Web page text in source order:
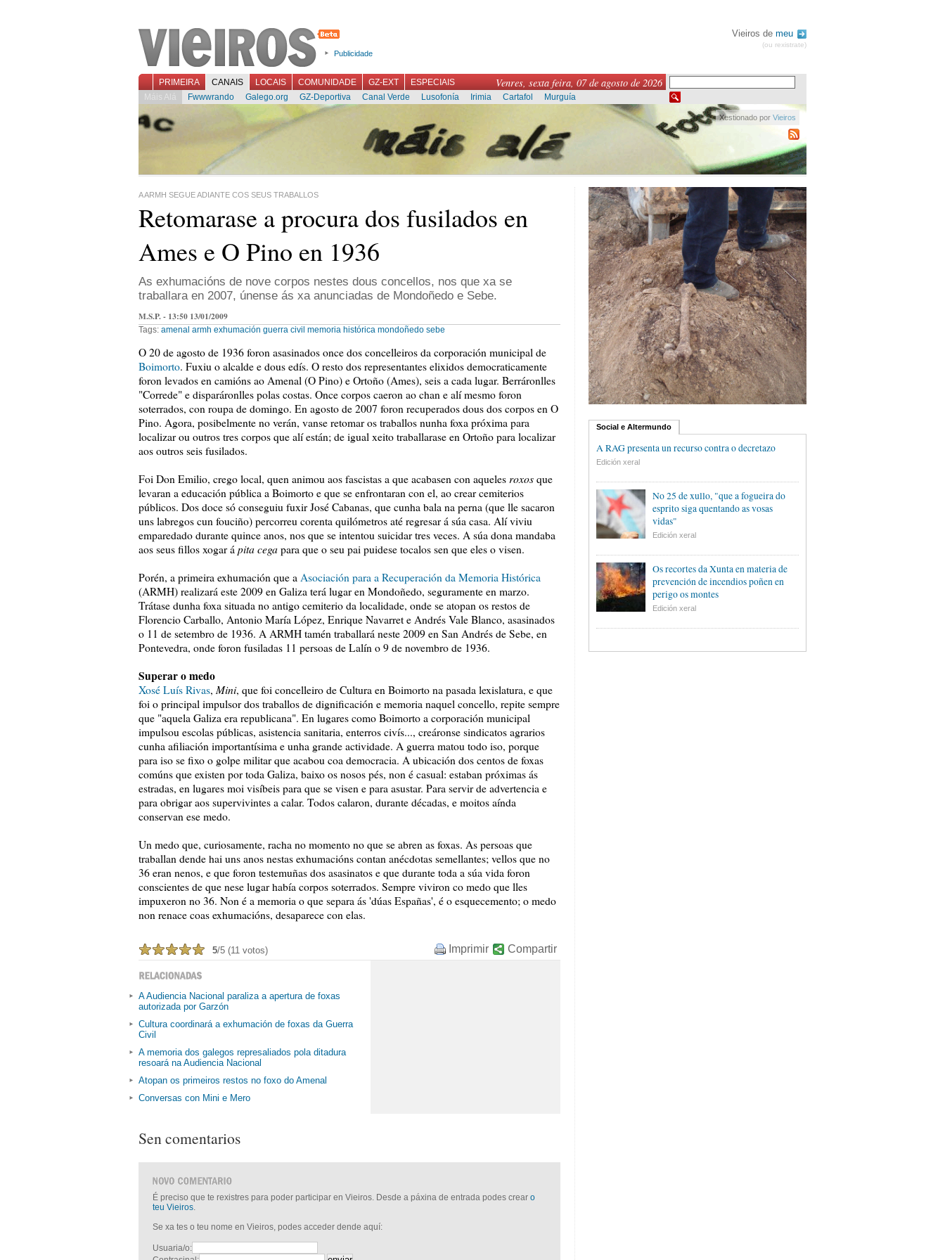
Publicidade
Vieiros de meu
(ou rexistrate)
Venres, sexta feira, 07 de agosto de 2026
PRIMEIRA CANAIS LOCAIS COMUNIDADE GZ-EXT
ESPECIAIS
Máis Alá
Fwwwrando Galego.org GZ-Deportiva Canal Verde Lusofonía Irimia Cartafol Murguía
Xestionado por Vieiros
A ARMH SEGUE ADIANTE COS SEUS TRABALLOS
Retomarase a procura dos fusilados en
Ames e O Pino en 1936
As exhumacións de nove corpos nestes dous concellos, nos que xa se
traballara en 2007, únense ás xa anunciadas de Mondoñedo e Sebe.
M.S.P. - 13:50 13/01/2009
Tags: amenal armh exhumación guerra civil memoria histórica mondoñedo sebe
O 20 de agosto de 1936 foron asasinados once dos concelleiros da corporación municipal de
Boimorto. Fuxiu o alcalde e dous edís. O resto dos representantes elixidos democraticamente
foron levados en camións ao Amenal (O Pino) e Ortoño (Ames), seis a cada lugar. Berráronlles
"Correde" e disparáronlles polas costas. Once corpos caeron ao chan e alí mesmo foron
soterrados, con roupa de domingo. En agosto de 2007 foron recuperados dous dos corpos en O
Pino. Agora, posibelmente no verán, vanse retomar os traballos nunha foxa próxima para
localizar ou outros tres corpos que alí están; de igual xeito traballarase en Ortoño para localizar
aos outros seis fusilados.
Foi Don Emilio, crego local, quen animou aos fascistas a que acabasen con aqueles roxos que
levaran a educación pública a Boimorto e que se enfrontaran con el, ao crear cemiterios
públicos. Dos doce só conseguiu fuxir José Cabanas, que cunha bala na perna (que lle sacaron
uns labregos cun fouciño) percorreu corenta quilómetros até regresar á súa casa. Alí viviu
emparedado durante quince anos, nos que se intentou suicidar tres veces. A súa dona mandaba
aos seus fillos xogar á pita cega para que o seu pai puidese tocalos sen que eles o visen.
Porén, a primeira exhumación que a Asociación para a Recuperación da Memoria Histórica
(ARMH) realizará este 2009 en Galiza terá lugar en Mondoñedo, seguramente en marzo.
Trátase dunha foxa situada no antigo cemiterio da localidade, onde se atopan os restos de
Florencio Carballo, Antonio María López, Enrique Navarret e Andrés Vale Blanco, asasinados
o 11 de setembro de 1936. A ARMH tamén traballará neste 2009 en San Andrés de Sebe, en
Pontevedra, onde foron fusiladas 11 persoas de Lalín o 9 de novembro de 1936.
Superar o medo
Xosé Luís Rivas, Mini, que foi concelleiro de Cultura en Boimorto na pasada lexislatura, e que
foi o principal impulsor dos traballos de dignificación e memoria naquel concello, repite sempre
que "aquela Galiza era republicana". En lugares como Boimorto a corporación municipal
impulsou escolas públicas, asistencia sanitaria, enterros civís..., creáronse sindicatos agrarios
cunha afiliación importantísima e unha grande actividade. A guerra matou todo iso, porque
para iso se fixo o golpe militar que acabou coa democracia. A ubicación dos centos de foxas
comúns que existen por toda Galiza, baixo os nosos pés, non é casual: estaban próximas ás
estradas, en lugares moi visíbeis para que se visen e para asustar. Para servir de advertencia e
para obrigar aos supervivintes a calar. Todos calaron, durante décadas, e moitos aínda
conservan ese medo.
Un medo que, curiosamente, racha no momento no que se abren as foxas. As persoas que
traballan dende hai uns anos nestas exhumacións contan anécdotas semellantes; vellos que no
36 eran nenos, e que foron testemuñas dos asasinatos e que durante toda a súa vida foron
conscientes de que nese lugar había corpos soterrados. Sempre viviron co medo que lles
impuxeron no 36. Non é a memoria o que separa ás 'dúas Españas', é o esquecemento; o medo
non renace coas exhumacións, desaparece con elas.
5/5 (11 votos) Compartir
Imprimir
A Audiencia Nacional paraliza a apertura de foxas
autorizada por Garzón
Cultura coordinará a exhumación de foxas da Guerra
Civil
A memoria dos galegos represaliados pola ditadura
resoará na Audiencia Nacional
Atopan os primeiros restos no foxo do Amenal
Conversas con Mini e Mero
Sen comentarios
É preciso que te rexistres para poder participar en Vieiros. Desde a páxina de entrada podes crear o
teu Vieiros.
Se xa tes o teu nome en Vieiros, podes acceder dende aquí:
Usuaria/o:
Social e Altermundo
A RAG presenta un recurso contra o decretazo
Edición xeral
No 25 de xullo, "que a fogueira do
esprito siga quentando as vosas
vidas"
Edición xeral
Os recortes da Xunta en materia de
prevención de incendios poñen en
perigo os montes
Edición xeral